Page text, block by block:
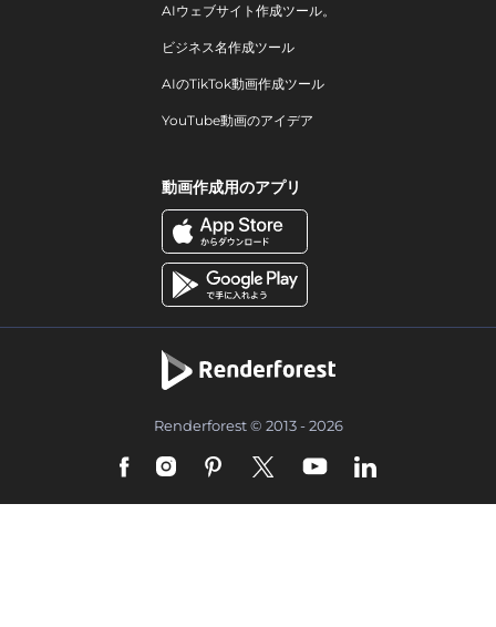
AIウェブサイト作成ツール。
ビジネス名作成ツール
AIのTikTok動画作成ツール
YouTube動画のアイデア
動画作成用のアプリ
Renderforest © 2013 - 2026